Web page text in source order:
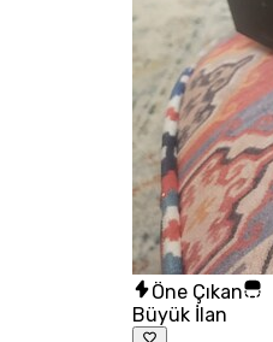
Öne Çıkan
Büyük İlan